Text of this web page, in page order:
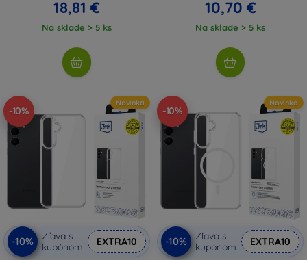
18,81 €
Na sklade > 5 ks
10,70 €
Na sklade > 5 ks
-10%
Novinka
-10%
Zľava s
kupónom
EXTRA10
-10%
Novinka
-10%
Zľava s
kupónom
EXTRA10